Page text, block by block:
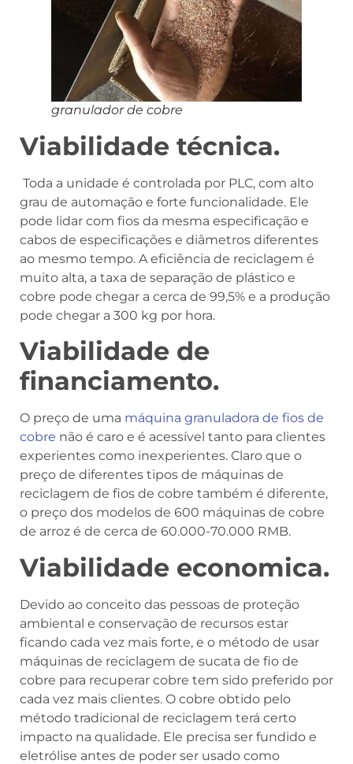
granulador de cobre
Viabilidade técnica.
Toda a unidade é controlada por PLC, com alto
grau de automação e forte funcionalidade. Ele
pode lidar com fios da mesma especificação e
cabos de especificações e diâmetros diferentes
ao mesmo tempo. A eficiência de reciclagem é
muito alta, a taxa de separação de plástico e
cobre pode chegar a cerca de 99,5% e a produção
pode chegar a 300 kg por hora.
Viabilidade de
financiamento.
O preço de uma máquina granuladora de fios de
cobre não é caro e é acessível tanto para clientes
experientes como inexperientes. Claro que o
preço de diferentes tipos de máquinas de
reciclagem de fios de cobre também é diferente,
o preço dos modelos de 600 máquinas de cobre
de arroz é de cerca de 60.000-70.000 RMB.
Viabilidade economica.
Devido ao conceito das pessoas de proteção
ambiental e conservação de recursos estar
ficando cada vez mais forte, e o método de usar
máquinas de reciclagem de sucata de fio de
cobre para recuperar cobre tem sido preferido por
cada vez mais clientes. O cobre obtido pelo
método tradicional de reciclagem terá certo
impacto na qualidade. Ele precisa ser fundido e
eletrólise antes de poder ser usado como